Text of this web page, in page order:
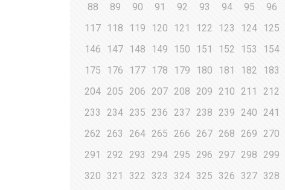
88
89 90 91 92 93 94 95 96
117 118 119 120 121 122 123 124 125
146
147 148 149 150 151 152 153 154
175
176 177 178 179 180 181 182 183
204 205 206 207 208 209 210 211 212
233
234 235 236 237 238 239 240 241
262
263 264 265 266 267 268 269 270
291
292 293 294 295 296 297 298 299
320
321 322 323 324 325 326 327 328